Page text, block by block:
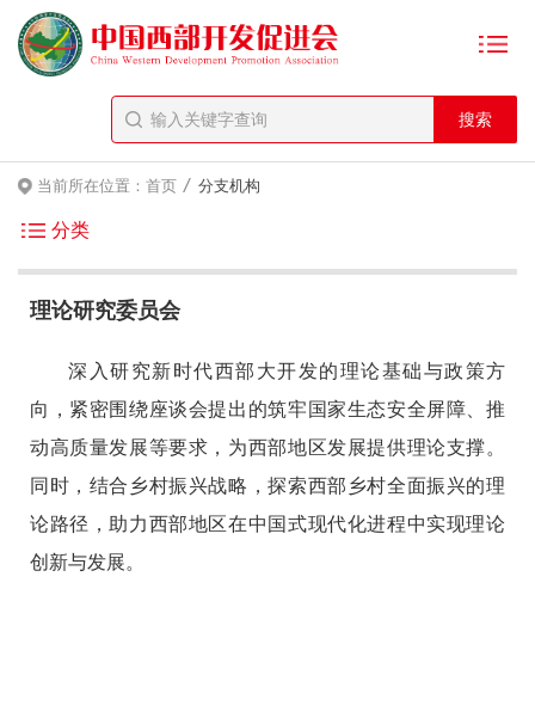
当前所在位置： 首页 / 分支机构
分类
理论研究委员会
深入研究新时代西部大开发的理论基础与政策方
向，紧密围绕座谈会提出的筑牢国家生态安全屏障、推
动高质量发展等要求，为西部地区发展提供理论支撑。
同时，结合乡村振兴战略，探索西部乡村全面振兴的理
论路径，助力西部地区在中国式现代化进程中实现理论
创新与发展。